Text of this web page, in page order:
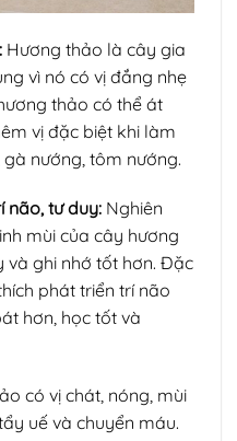
Hương thảo là cây gia
vì nó có vị đắng nhẹ
thảo có thể át
vị đặc biệt khi làm
nướng, tôm nướng.
não, tư duy: Nghiên
mùi của cây hương
và ghi nhớ tốt hơn. Đặc
phát triển trí não
hơn, học tốt và
có vị chát, nóng, mùi
uế và chuyển máu.